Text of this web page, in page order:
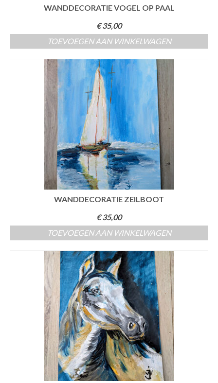
WANDDECORATIE VOGEL OP PAAL
€35,00
TOEVOEGEN AAN WINKELWAGEN
WANDDECORATIE ZEILBOOT
€35,00
TOEVOEGEN AAN WINKELWAGEN